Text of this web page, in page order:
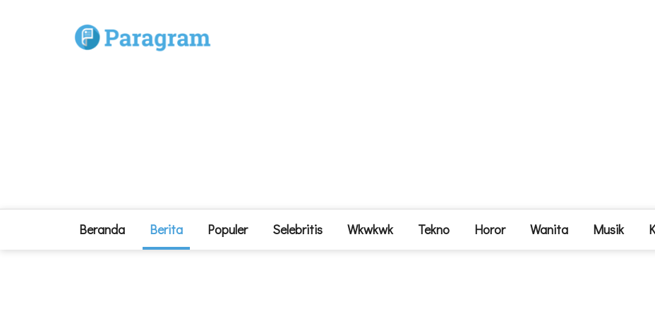
Beranda Berita Populer Selebritis Wkwkwk Tekno Horor Wanita Musik